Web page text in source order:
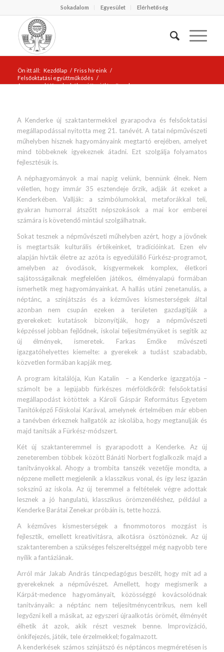
Sokadalom Egyesület Elérhetőség
Ön itt áll: Kezdőlap / Friss híreink /
Felsőoktatási együttműködés /
A gyarapodó Kenderkében jót, s jól tanítanak
A Kenderke új szaktantermekkel gyarapodva és felsőoktatási
megállapodással nyitotta meg 21. tanévét. A tatai népművészeti
műhelyben hisznek hagyományaink megtartó erejében, amelyet
mind többeknek igyekeznek átadni. Ezt szolgálja folyamatos
fejlesztésük is.
A néphagyományok a mai napig velünk, bennünk élnek. Nem
véletlen, hogy immár 35 esztendeje őrzik, adják át ezeket a
Kenderkében. Vallják: a szimbólumokkal, metaforákkal teli,
gyakran humorral átszőtt népszokások a mai kor emberei
számára is követendő mintául szolgálhatnak.
Sokat tesznek a népművészeti műhelyben azért, hogy a jövőnek
is megtartsák kulturális értékeinket, tradícióinkat. Ezen elv
alapján hívták életre az azóta is egyedülálló Fürkész-programot,
amelyben az óvodások, kisgyermekek komplex, életkori
sajátosságaiknak megfelelően játékos, élményalapú formában
ismerhetik meg hagyományainkat. A hallás utáni zenetanulás, a
néptánc, a színjátszás és a kézműves kismesterségek által
azonban nem csupán ezeken a területen gazdagítják a
gyerekeket: kutatások bizonyítják, hogy a népművészeti
képzéssel jobban fejlődnek, iskolai teljesítményüket is segítik az
új élmények, ismeretek. Farkas Emőke művészeti
igazgatóhelyettes kiemelte: a gyerekek a tudást szabadabb,
közvetlen formában kapják meg.
A program kitalálója, Kun Katalin – a Kenderke igazgatója –
számolt be a legújabb fürkészes mérföldkőről: felsőoktatási
megállapodást kötöttek a Károli Gáspár Református Egyetem
Tanítóképző Főiskolai Karával, amelynek értelmében már ebben
a tanévben érkeznek hallgatók az iskolába, hogy megtanulják és
majd tanítsák a Fürkész-módszert.
Két új szaktanteremmel is gyarapodott a Kenderke. Az új
zeneteremben többek között Bánáti Norbert foglalkozik majd a
tanítványokkal. Ahogy a trombita tanszék vezetője mondta, a
népzene mellett megjelenik a klasszikus vonal, és így lesz igazán
sokszínű az iskola. Az új teremmel a feltételek végre adottak
lesznek a jó hangulatú, klasszikus örömzenéléshez, például a
Kenderke Barátai Zenekar próbáin is, tette hozzá.
A kézműves kismesterségek a finommotoros mozgást is
fejlesztik, emellett kreativitásra, alkotásra ösztönöznek. Az új
szaktanteremben a szükséges felszereltséggel még nagyobb tere
nyílik a fantáziának.
Arról már Jakab András táncpedagógus beszélt, hogy mit ad a
gyerekeknek a népművészet. Amellett, hogy megismerik a
Kárpát-medence hagyományait, közösséggé kovácsolódnak
tanítványaik: a néptánc nem teljesítménycentrikus, nem kell
legyőzni kell a másikat, az egyszeri újraalkotás örömét, élményét
élhetik át azok, akik részt vesznek benne. Improvizáció,
önkifejezés, játék, tele érzelmekkel; fogalmazott.
A kenderkések számos színjátszó és néptáncos megméretésen is